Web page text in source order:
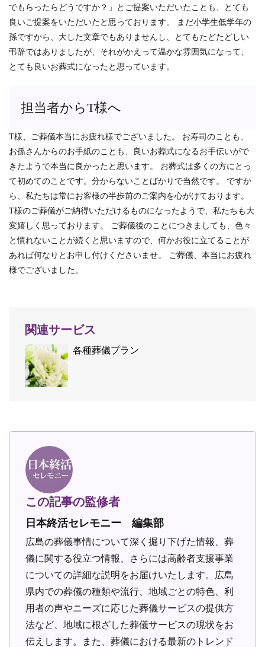
でもらったらどうですか？」とご提案いただいたことも、とても
良いご提案をいただいたと思っております。 まだ小学生低学年の
孫ですから、大した文章でもありませんし、とてもたどたどしい
弔辞ではありましたが、それがかえって温かな雰囲気になって、
とても良いお葬式になったと思っています。
担当者からT様へ
T様、ご葬儀本当にお疲れ様でございました。 お寿司のことも、
お孫さんからのお手紙のことも、良いお葬式になるお手伝いがで
きたようで本当に良かったと思います。 お葬式は多くの方にとっ
て初めてのことです。分からないことばかりで当然です。 ですか
ら、私たちは常にお客様の半歩前のご案内を心がけております。
T様のご葬儀がご納得いただけるものになったようで、私たちも大
変嬉しく思っております。 ご葬儀後のことにつきましても、色々
と慣れないことが続くと思いますので、何かお役に立てることが
あれば何なりとお申し付けくださいませ。 ご葬儀、本当にお疲れ
様でございました。
関連サービス
各種葬儀プラン
この記事の監修者
日本終活セレモニー 編集部
広島の葬儀事情について深く掘り下げた情報、葬
儀に関する役立つ情報、さらには高齢者支援事業
についての詳細な説明をお届けいたします。広島
県内での葬儀の種類や流行、地域ごとの特色、利
用者の声やニーズに応じた葬儀サービスの提供方
法など、地域に根ざした葬儀サービスの現状をお
伝えします。また、葬儀における最新のトレンド